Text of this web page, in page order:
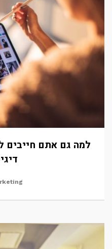
למה גם אתם חייבים